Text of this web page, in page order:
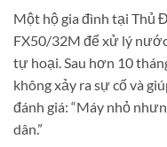
Một hộ gia đình tại Thủ
FX50/32M để xử lý
tự hoại. Sau hơn 10
không xảy ra sự cố và
đánh giá: “Máy nhỏ
dân.”